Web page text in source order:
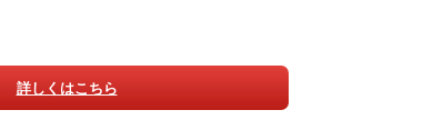
詳しくはこちら